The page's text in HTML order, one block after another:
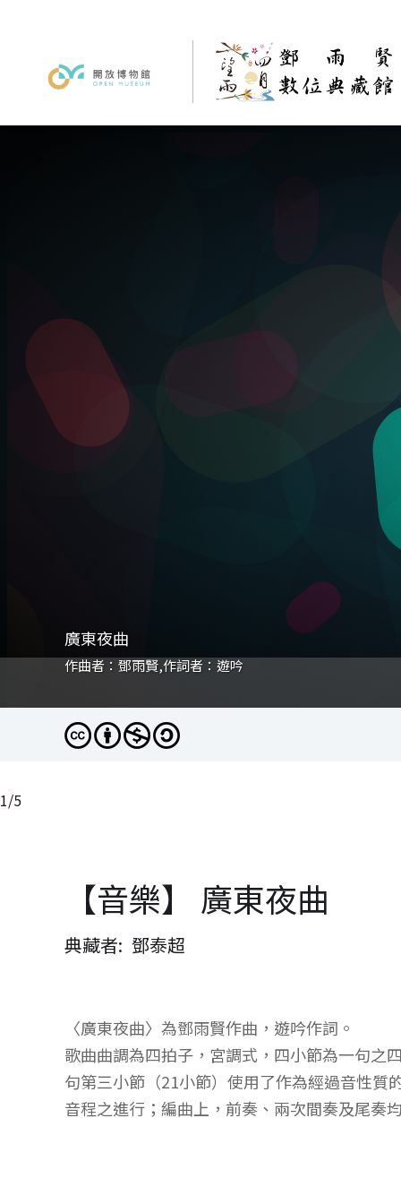
廣東夜曲
作曲者：鄧雨賢,作詞者：遊吟
廣東夜曲
作曲者：鄧雨賢,作詞者：遊吟
廣東夜曲
作曲者：鄧雨賢,作詞者：遊吟
廣東夜曲
作曲者：鄧雨賢,作詞者：遊吟
廣東夜曲
作曲者：鄧雨賢,作詞者：遊吟
1/5
【音樂】 廣東夜曲
典藏者 鄧泰超
〈廣東夜曲〉為鄧雨賢作曲，遊吟作詞。
歌曲曲調為四拍子，宮調式，四小節為一句之
句第三小節（21小節）使用了作為經過音性質
音程之進行；編曲上，前奏、兩次間奏及尾奏